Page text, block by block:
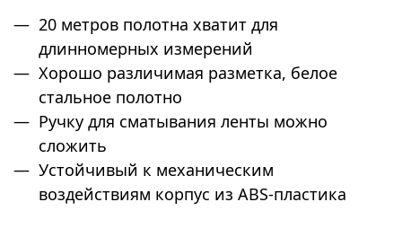
20 метров полотна хватит для
длинномерных измерений
Хорошо различимая разметка, белое
стальное полотно
Ручку для сматывания ленты можно
сложить
Устойчивый к механическим
воздействиям корпус из ABS-пластика